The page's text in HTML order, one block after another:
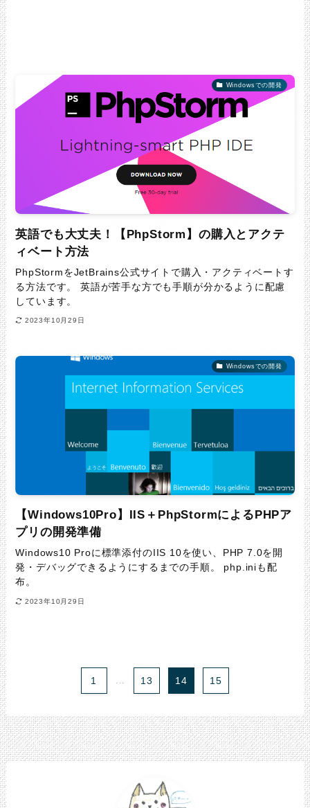
Windowsでの開発
英語でも大丈夫！【PhpStorm】の購入とアクテ
ィベート方法
PhpStormをJetBrains公式サイトで購入・アクティベートす
る方法です。 英語が苦手な方でも手順が分かるように配慮
しています。
2023年10月29日
Windowsでの開発
【Windows10Pro】IIS＋PhpStormによるPHPア
プリの開発準備
Windows10 Proに標準添付のIIS 10を使い、PHP 7.0を開
発・デバッグできるようにするまでの手順。 php.iniも配
布。
2023年10月29日
1 ... 13 14 15